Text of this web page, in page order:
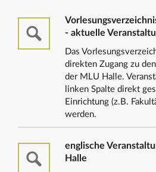
- aktuelle
Das
direkten Zugang zu
der MLU Halle.
linken Spalte direkt
Einrichtung (z.B.
werden.
englische
Halle